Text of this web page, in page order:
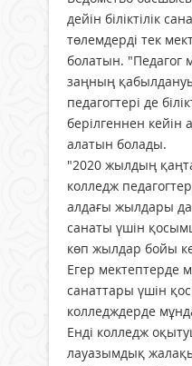
дейін біліктілік
төлемдерді тек
болатын. "Педагог
заңның
педагогтері де
берілгеннен
алатын болады.
"2020 жылдың
колледж
алдағы жылдары да
санаты үшін
көп жылдар бойы
Егер мектептерде
санаттары үшін
колледждерде
Енді колледж
лауазымдық